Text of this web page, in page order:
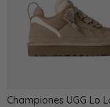
Championes UGG Lo